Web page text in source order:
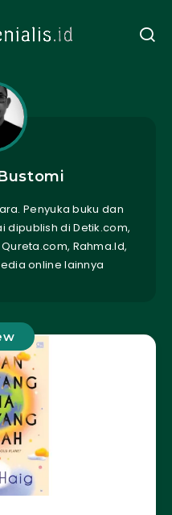
Penyuka buku dan
dipublish di Detik.com,
Rahma.Id,
online lainnya